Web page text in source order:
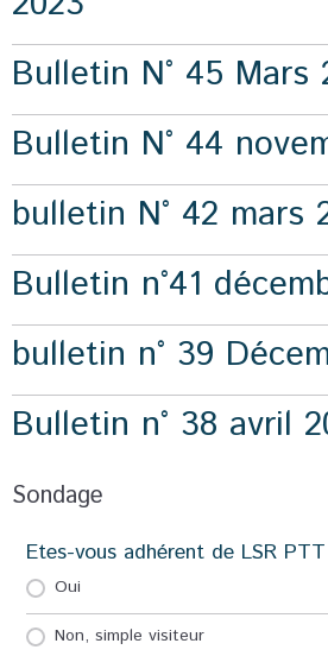
Bulletin N° 45 Mars
Bulletin N° 44
bulletin N° 42 mars
Bulletin n°41
bulletin n° 39
Bulletin n° 38 avril
Sondage
Etes-vous adhérent de LSR
Oui
Non, simple visiteur